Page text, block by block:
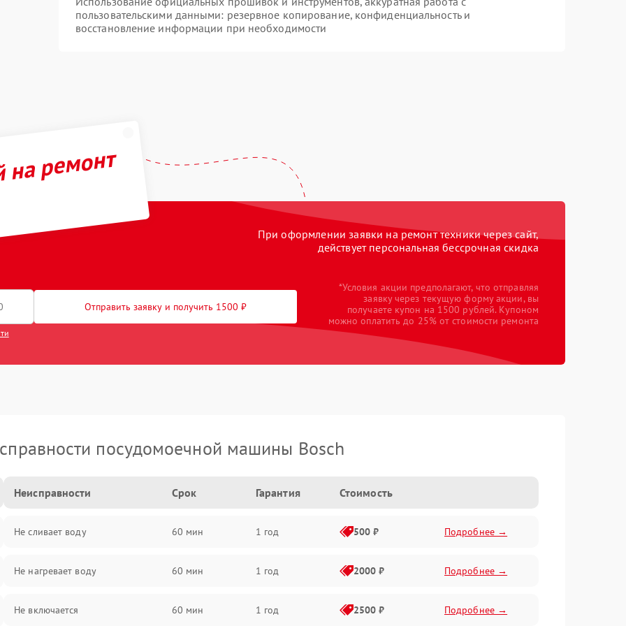
пользовательскими данными: резервное копирование, конфиденциальность и
восстановление информации при необходимости
ремонт
При оформлении заявки на ремонт техники через сайт,
действует персональная бессрочная скидка
Отправить заявку и получить 1500 ₽
*Условия акции предполагают, что отправляя
заявку через текущую форму акции, вы
получаете купон на 1500 рублей. Купоном
можно оплатить до 25% от стоимости ремонта
посудомоечной машины Bosch
Неисправности Срок Гарантия Стоимость
Не сливает воду 60 мин 1 год 500 ₽ Подробнее →
Не нагревает воду 60 мин 1 год 2000 ₽ Подробнее →
Не включается 60 мин 1 год 2500 ₽ Подробнее →